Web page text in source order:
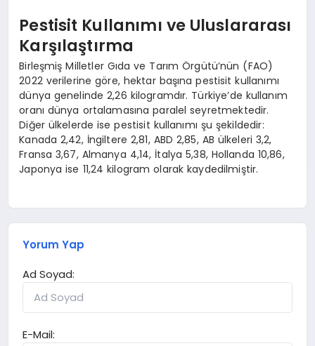
Pestisit Kullanımı ve Uluslararası
Karşılaştırma
Birleşmiş Milletler Gıda ve Tarım Örgütü’nün (FAO)
2022 verilerine göre, hektar başına pestisit kullanımı
dünya genelinde 2,26 kilogramdır. Türkiye’de kullanım
oranı dünya ortalamasına paralel seyretmektedir.
Diğer ülkelerde ise pestisit kullanımı şu şekildedir:
Kanada 2,42, İngiltere 2,81, ABD 2,85, AB ülkeleri 3,2,
Fransa 3,67, Almanya 4,14, İtalya 5,38, Hollanda 10,86,
Japonya ise 11,24 kilogram olarak kaydedilmiştir.
Yorum Yap
Ad Soyad:
E-Mail: